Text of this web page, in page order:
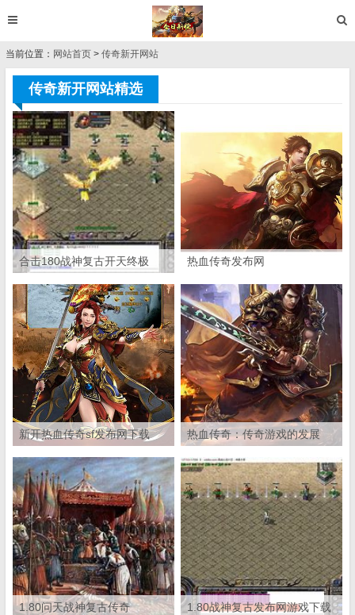
当前位置： 网站首页 > 传奇新开网站
传奇新开网站精选
合击180战神复古开天终极 热血传奇发布网
新开热血传奇sf发布网下载
热血传奇：传奇游戏的发展
史，这都是传奇老玩家的回忆
了。
1.80问天战神复古传奇 1.80战神复古发布网游戏下载